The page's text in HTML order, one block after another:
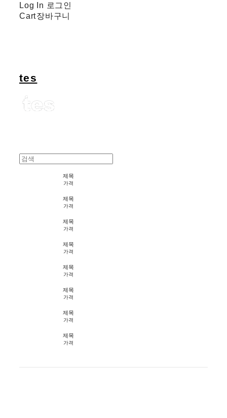
Log In 로그인
Cart장바구니
tes
제목
가격
제목
가격
제목
가격
제목
가격
제목
가격
제목
가격
제목
가격
제목
가격